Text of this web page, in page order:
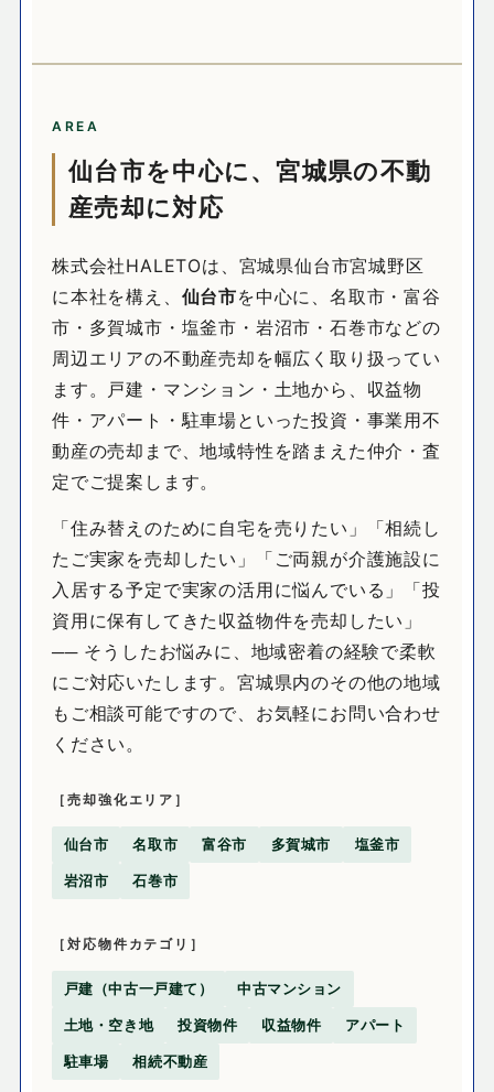
AREA
仙台市を中心に、宮城県の不動
産売却に対応
株式会社HALETOは、宮城県仙台市宮城野区
に本社を構え、 仙台市を中心に、名取市・富谷
市・多賀城市・塩釜市・岩沼市・石巻市などの
周辺エリアの不動産売却を幅広く取り扱ってい
ます。戸建・マンション・土地から、収益物
件・アパート・駐車場といった投資・事業用不
動産の売却まで、地域特性を踏まえた仲介・査
定でご提案します。
「住み替えのために自宅を売りたい」「相続し
たご実家を売却したい」「ご両親が介護施設に
入居する予定で実家の活用に悩んでいる」「投
資用に保有してきた収益物件を売却したい」
── そうしたお悩みに、地域密着の経験で柔軟
にご対応いたします。宮城県内のその他の地域
もご相談可能ですので、お気軽にお問い合わせ
ください。
［売却強化エリア］
仙台市 名取市 富谷市 多賀城市 塩釜市
岩沼市 石巻市
［対応物件カテゴリ］
戸建（中古一戸建て） 中古マンション
土地・空き地 投資物件 収益物件 アパート
駐車場 相続不動産